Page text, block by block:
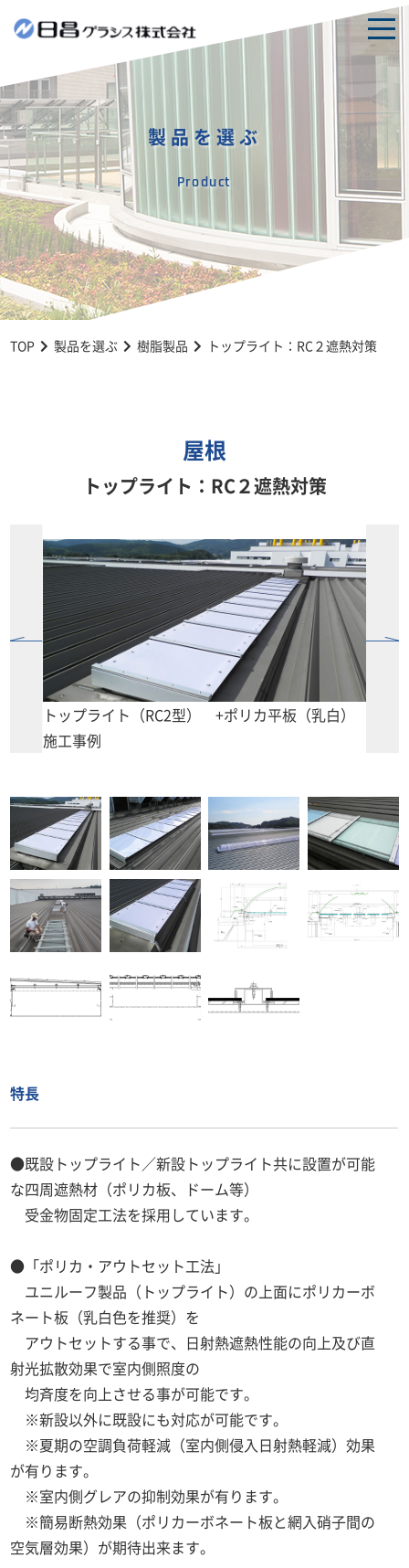
製品を選ぶ
Product
TOP 製品を選ぶ 樹脂製品 トップライト：RC２遮熱対策
屋根
トップライト：RC２遮熱対策
トップライト（RC2型） +ポリカ平板（乳白）
施工事例
特長
●既設トップライト／新設トップライト共に設置が可能
な四周遮熱材（ポリカ板、ドーム等）
受金物固定工法を採用しています。
●「ポリカ・アウトセット工法」
ユニルーフ製品（トップライト）の上面にポリカーボ
ネート板（乳白色を推奨）を
アウトセットする事で、日射熱遮熱性能の向上及び直
射光拡散効果で室内側照度の
均斉度を向上させる事が可能です。
※新設以外に既設にも対応が可能です。
※夏期の空調負荷軽減（室内側侵入日射熱軽減）効果
が有ります。
※室内側グレアの抑制効果が有ります。
※簡易断熱効果（ポリカーボネート板と網入硝子間の
空気層効果）が期待出来ます。